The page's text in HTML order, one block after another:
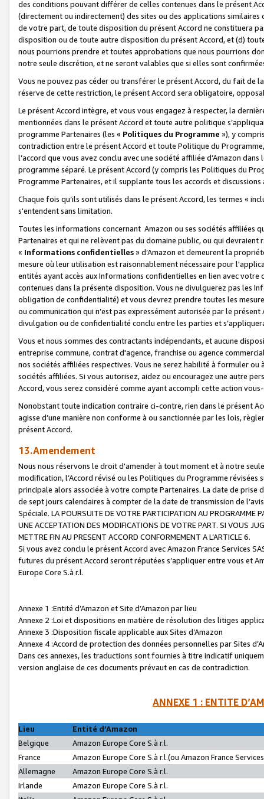
des conditions pouvant différer de celles contenues dans le présent
(directement ou indirectement) des sites ou des applications
de votre part, de toute disposition du présent Accord ne constituera
disposition ou de toute autre disposition du présent Accord, et (d)
nous pourrions prendre et toutes approbations que nous pourrions
notre seule discrétion, et ne seront valables que si elles sont
Vous ne pouvez pas céder ou transférer le présent Accord, du fait de
réserve de cette restriction, le présent Accord sera obligatoire,
Le présent Accord intègre, et vous vous engagez à respecter, la
mentionnées dans le présent Accord et toute autre politique
programme Partenaires (les « Politiques du Programme »), y
contradiction entre le présent Accord et toute Politique du
l’accord que vous avez conclu avec une société affiliée d’Amazon
programme séparé. Le présent Accord (y compris les Politiques du
Programme Partenaires, et il supplante tous les accords et discussions
Chaque fois qu’ils sont utilisés dans le présent Accord, les termes «
s'entendent sans limitation.
Toutes les informations concernant Amazon ou ses sociétés affiliées
Partenaires et qui ne relèvent pas du domaine public, ou qui
« Informations confidentielles» d’Amazon et demeurent la
mesure où leur utilisation est raisonnablement nécessaire pour
entités ayant accès aux Informations confidentielles en lien avec
contenues dans la présente disposition. Vous ne divulguerez pas les
obligation de confidentialité) et vous devrez prendre toutes les
ou communication qui n’est pas expressément autorisée par le
divulgation ou de confidentialité conclu entre les parties et
Vous et nous sommes des contractants indépendants, et aucune
entreprise commune, contrat d'agence, franchise ou agence
nos sociétés affiliées respectives. Vous ne serez habilité à formuler
sociétés affiliées. Si vous autorisez, aidez ou encouragez une autre
Accord, vous serez considéré comme ayant accompli cette action
Nonobstant toute indication contraire ci-contre, rien dans le présent
agisse d’une manière non conforme à ou sanctionnée par les lois,
présent Accord.
13.Amendement
Nous nous réservons le droit d'amender à tout moment et à notre
modification, l’Accord révisé ou les Politiques du Programme
principale alors associée à votre compte Partenaires. La date de
de sept jours calendaires à compter de la date de transmission de
Spéciale. LA POURSUITE DE VOTRE PARTICIPATION AU PROGRAMME
UNE ACCEPTATION DES MODIFICATIONS DE VOTRE PART. SI VOUS
METTRE FIN AU PRESENT ACCORD CONFORMEMENT A L’ARTICLE 6.
Si vous avez conclu le présent Accord avec Amazon France Services
futures du présent Accord seront réputées s’appliquer entre vous et
Europe Core S.à r.l.
Annexe 1 :Entité d’Amazon et Site d’Amazon par lieu
Annexe 2 :Loi et dispositions en matière de résolution des litiges
Annexe 3 :Disposition fiscale applicable aux Sites d’Amazon
Annexe 4 :Accord de protection des données personnelles par Sites
Dans ces annexes, les traductions sont fournies à titre indicatif
version anglaise de ces documents prévaut en cas de contradiction.
ANNEXE 1 : ENTITE
Lieu
Entité d’Amazon
Belgique
Amazon Europe Core S.à r.l.
France
Amazon Europe Core S.à r.l.(ou Amazon France
Allemagne
Amazon Europe Core S.à r.l.
Irlande
Amazon Europe Core S.à r.l.